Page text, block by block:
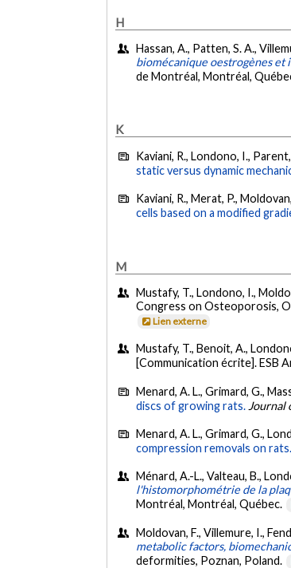
H
Hassan, A., Patten, S. A.,
biomécanique oestrogènes et
de Montréal, Montréal,
K
Kaviani, R., Londono, I.,
static versus dynamic
Kaviani, R., Merat, P.,
cells based on a modified
M
Mustafy, T., Londono, I.,
Congress on Osteoporosis,
Lien externe
Mustafy, T., Benoit, A.,
[Communication écrite]. ESB
Menard, A. L., Grimard, G.,
discs of growing rats. Journal
Menard, A. L., Grimard, G.,
compression removals on rats.
Ménard, A.-L., Valteau, B.,
l'histomorphométrie de la
Montréal, Montréal, Québec.
Moldovan, F., Villemure, I.,
metabolic factors,
deformities, Poznan, Poland.